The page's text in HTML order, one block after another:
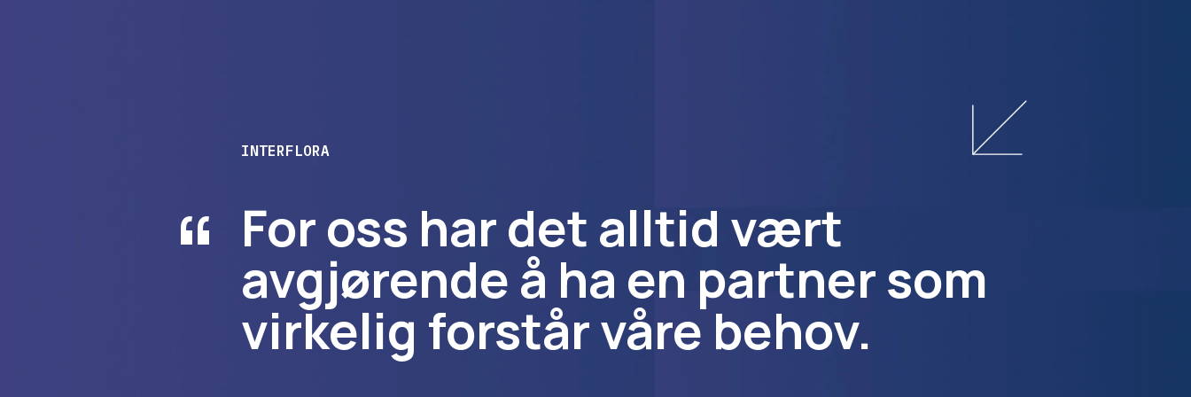
“
INTERFLORA
For oss har det alltid vært
avgjørende å ha en partner som
virkelig forstår våre behov.